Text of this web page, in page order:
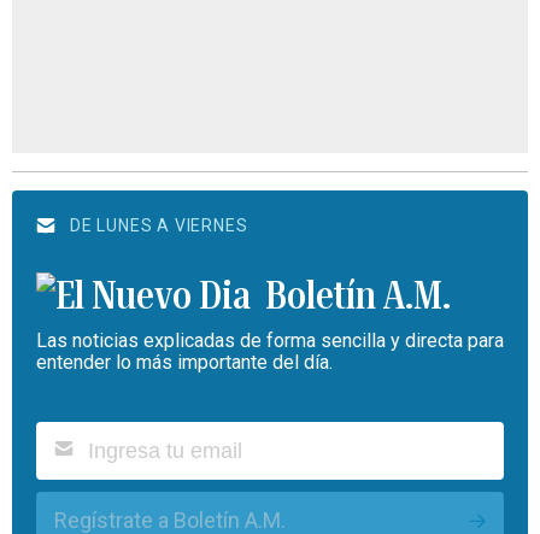
DE LUNES A VIERNES
Boletín A.M.
Las noticias explicadas de forma sencilla y directa para
entender lo más importante del día.
Regístrate a Boletín A.M.